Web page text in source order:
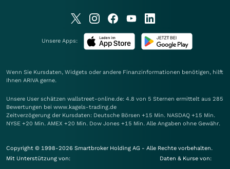
Unsere Apps:
Wenn Sie Kursdaten, Widgets oder andere Finanzinformationen benötigen, hilft
Ihnen ARIVA gerne.
Unsere User schätzen wallstreet-online.de: 4.8 von 5 Sternen ermittelt aus 285
Bewertungen bei www.kagels-trading.de
Zeitverzögerung der Kursdaten: Deutsche Börsen +15 Min. NASDAQ +15 Min.
NYSE +20 Min. AMEX +20 Min. Dow Jones +15 Min. Alle Angaben ohne Gewähr.
Copyright © 1998-2026 Smartbroker Holding AG - Alle Rechte vorbehalten.
Mit Unterstützung von:
Daten & Kurse von: